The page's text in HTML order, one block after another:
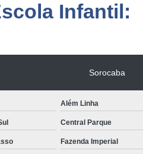
Infantil:
Sorocaba
Além Linha
Central Parque
Fazenda Imperial